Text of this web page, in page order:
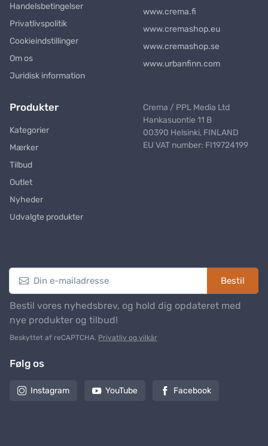
Handelsbetingelser
Privatlivspolitik
Cookieindstillinger
Om os
Juridisk information
www.crema.fi
www.cremashop.eu
www.cremashop.se
www.urbanfinn.com
Produkter
Kategorier
Mærker
Tilbud
Outlet
Nyheder
Udvalgte produkter
Crema / PPL Media Ltd
Hankasuontie 11 B
00390 Helsinki, FINLAND
EU VAT number: FI19724199
Bestil
Bestil vores nyhedsbrev, og hold dig opdateret med
nye produkter og tilbud!
Beskyttet af reCAPTCHA. Privatliv og vilkår
Følg os
Instagram YouTube Facebook